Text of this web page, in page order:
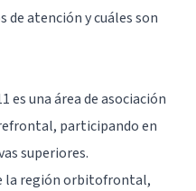
de atención y cuáles son
es una área de asociación
participando en
superiores.
la región orbitofrontal,